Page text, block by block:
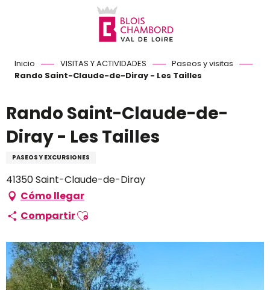
Inicio VISITAS Y ACTIVIDADES
Paseos y visitas
Rando Saint-Claude-de-Diray - Les Tailles
Rando Saint-Claude-de-
Diray - Les Tailles
PASEOS Y EXCURSIONES
41350 Saint-Claude-de-Diray
Cómo llegar
CompartirAjouter aux favoris